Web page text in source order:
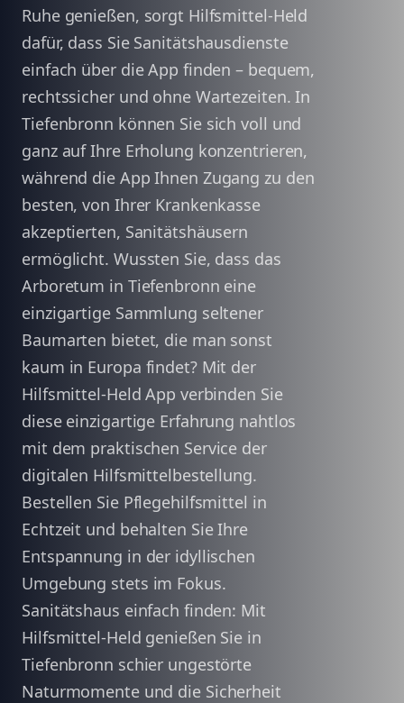
Ruhe genießen, sorgt Hilfsmittel-Held
dafür, dass Sie Sanitätshausdienste
einfach über die App finden – bequem,
rechtssicher und ohne Wartezeiten. In
Tiefenbronn können Sie sich voll und
ganz auf Ihre Erholung konzentrieren,
während die App Ihnen Zugang zu den
besten, von Ihrer Krankenkasse
akzeptierten, Sanitätshäusern
ermöglicht. Wussten Sie, dass das
Arboretum in Tiefenbronn eine
einzigartige Sammlung seltener
Baumarten bietet, die man sonst
kaum in Europa findet? Mit der
Hilfsmittel-Held App verbinden Sie
diese einzigartige Erfahrung nahtlos
mit dem praktischen Service der
digitalen Hilfsmittelbestellung.
Bestellen Sie Pflegehilfsmittel in
Echtzeit und behalten Sie Ihre
Entspannung in der idyllischen
Umgebung stets im Fokus.
Sanitätshaus einfach finden: Mit
Hilfsmittel-Held genießen Sie in
Tiefenbronn schier ungestörte
Naturmomente und die Sicherheit